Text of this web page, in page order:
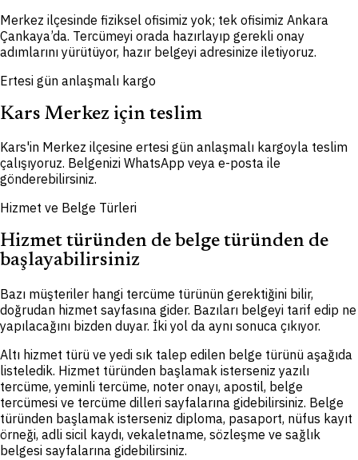
Merkez ilçesinde fiziksel ofisimiz yok; tek ofisimiz Ankara
Çankaya’da. Tercümeyi orada hazırlayıp gerekli onay
adımlarını yürütüyor, hazır belgeyi adresinize iletiyoruz.
Ertesi gün anlaşmalı kargo
Kars Merkez için teslim
Kars'in Merkez ilçesine ertesi gün anlaşmalı kargoyla teslim
çalışıyoruz. Belgenizi WhatsApp veya e-posta ile
gönderebilirsiniz.
Hizmet ve Belge Türleri
Hizmet türünden de belge türünden de
başlayabilirsiniz
Bazı müşteriler hangi tercüme türünün gerektiğini bilir,
doğrudan hizmet sayfasına gider. Bazıları belgeyi tarif edip ne
yapılacağını bizden duyar. İki yol da aynı sonuca çıkıyor.
Altı hizmet türü ve yedi sık talep edilen belge türünü aşağıda
listeledik. Hizmet türünden başlamak isterseniz yazılı
tercüme, yeminli tercüme, noter onayı, apostil, belge
tercümesi ve tercüme dilleri sayfalarına gidebilirsiniz. Belge
türünden başlamak isterseniz diploma, pasaport, nüfus kayıt
örneği, adli sicil kaydı, vekaletname, sözleşme ve sağlık
belgesi sayfalarına gidebilirsiniz.